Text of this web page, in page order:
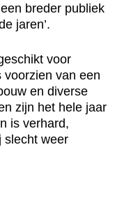
breder publiek
jaren’.
voor
van een
en diverse
zijn het hele jaar
is verhard,
slecht weer